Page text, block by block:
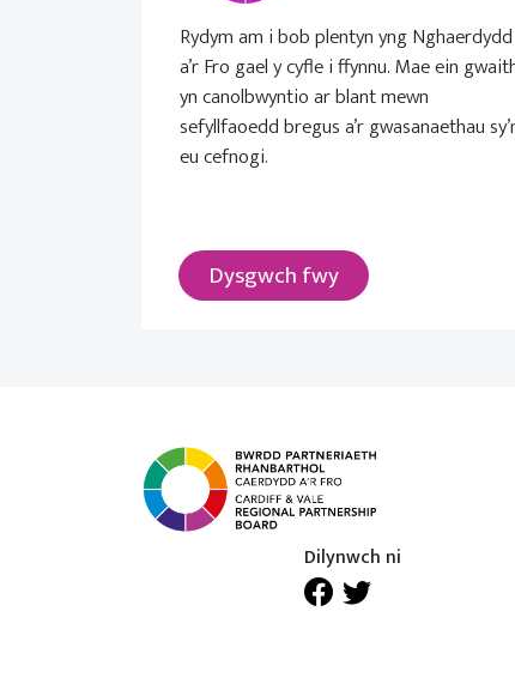
Rydym am i bob plentyn yng Nghaerdydd
a’r Fro gael y cyfle i ffynnu. Mae ein
yn canolbwyntio ar blant mewn
sefyllfaoedd bregus a’r gwasanaethau
eu cefnogi.
Dysgwch fwy
Dilynwch ni